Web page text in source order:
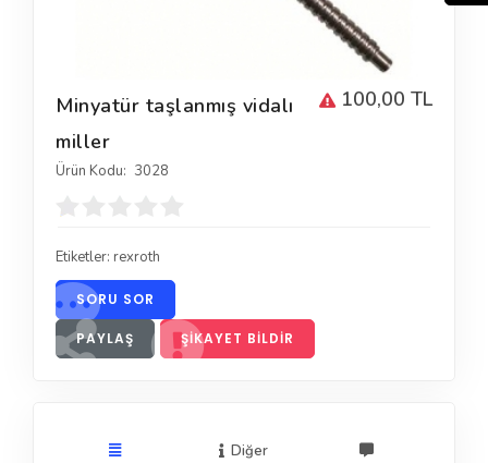
100,00 TL
Minyatür taşlanmış vidalı
miller
Ürün Kodu: 3028
Etiketler: rexroth
SORU SOR
PAYLAŞ ŞIKAYET BILDIR
Diğer